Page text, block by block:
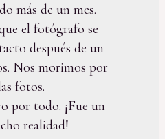
más de un mes.
el fotógrafo se
después de un
Nos morimos por
fotos.
por todo. ¡Fue un
realidad!